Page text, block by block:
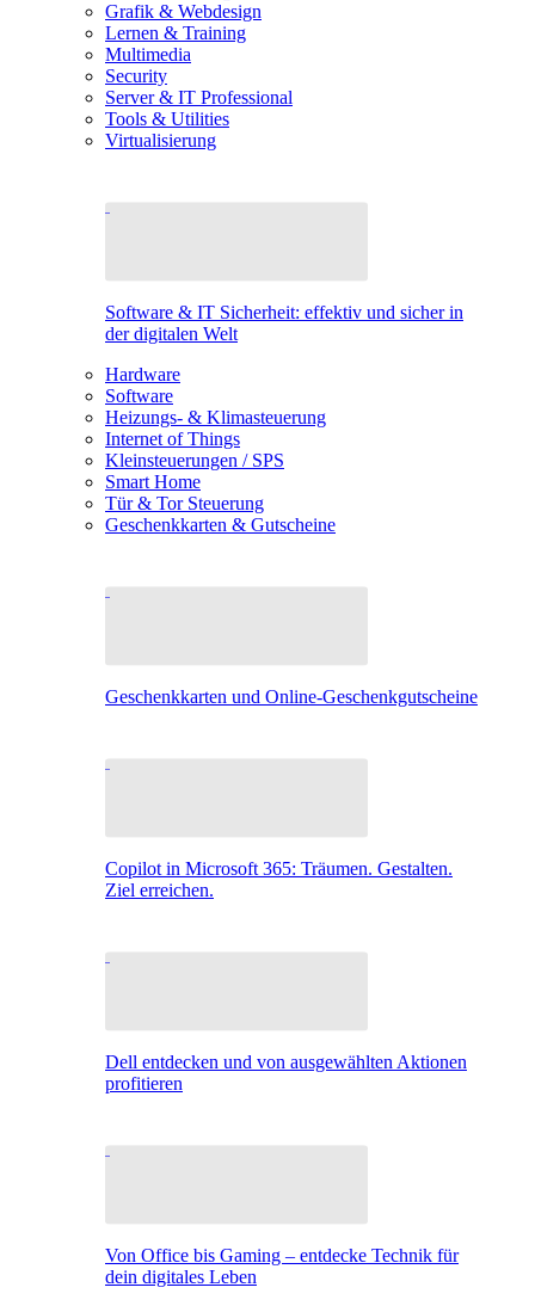
Grafik & Webdesign
Lernen & Training
Multimedia
Security
Server & IT Professional
Tools & Utilities
Virtualisierung
Software & IT Sicherheit: effektiv und sicher in
der digitalen Welt
Hardware
Software
Heizungs- & Klimasteuerung
Internet of Things
Kleinsteuerungen / SPS
Smart Home
Tür & Tor Steuerung
Geschenkkarten & Gutscheine
Geschenkkarten und Online-Geschenkgutscheine
Copilot in Microsoft 365: Träumen. Gestalten.
Ziel erreichen.
Dell entdecken und von ausgewählten Aktionen
profitieren
Von Office bis Gaming – entdecke Technik für
dein digitales Leben